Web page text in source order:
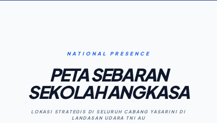
NATIONAL PRESENCE
PETA SEBARAN
SEKOLAH ANGKASA
LOKASI STRATEGIS DI SELURUH CABANG YASARINI DI
LANDASAN UDARA TNI AU